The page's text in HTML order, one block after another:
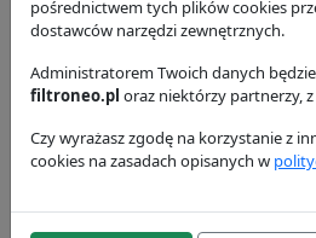
P551352
Donaldson
62.57 zł
Filtr paliwa
P551424
Donaldson
99.52 zł
pośrednictwem tych plików cookies
dostawców narzędzi zewnętrznych.
Administratorem Twoich danych będzie
filtroneo.pl oraz niektórzy partnerzy,
Czy wyrażasz zgodę na korzystanie z
cookies na zasadach opisanych w